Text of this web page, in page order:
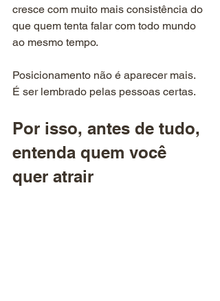
cresce com muito mais consistência do
que quem tenta falar com todo mundo
ao mesmo tempo.
Posicionamento não é aparecer mais.
É ser lembrado pelas pessoas certas.
Por isso, antes de tudo,
entenda quem você
quer atrair